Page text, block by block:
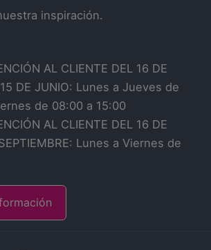
inspiración.
AL CLIENTE DEL 16 DE
DE JUNIO: Lunes a Jueves de
de 08:00 a 15:00
AL CLIENTE DEL 16 DE
Lunes a Viernes de